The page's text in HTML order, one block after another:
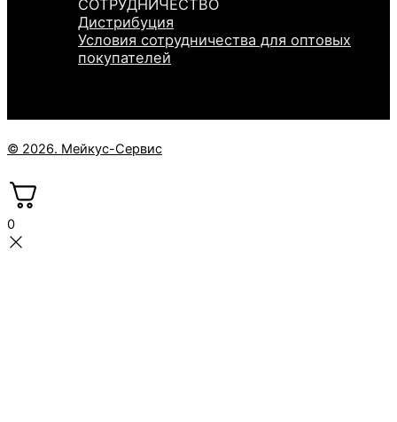
СОТРУДНИЧЕСТВО
Дистрибуция
Условия сотрудничества для оптовых
покупателей
© 2026. Мейкус-Сервис
0